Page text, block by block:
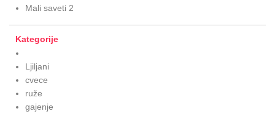
Mali saveti 2
Kategorije
Ljiljani
cvece
ruže
gajenje